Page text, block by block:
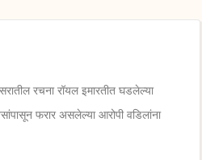
रचना रॉयल इमारतीत घडलेल्या
फरार असलेल्या आरोपी वडिलांना